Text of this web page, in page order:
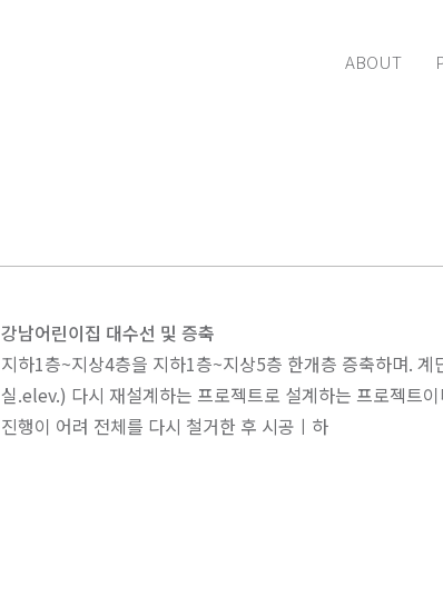
ABOUT
강남어린이집 대수선 및 증축
지하1층~지상4층을 지하1층~지상5층 한개층 증축하며.
실.elev.) 다시 재설계하는 프로젝트로 설계하는 프로젝트
진행이 어려 전체를 다시 철거한 후 시공ㅣ하